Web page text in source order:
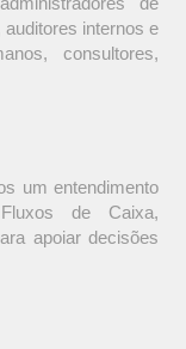
internos e
consultores,
um entendimento
de Caixa,
apoiar decisões